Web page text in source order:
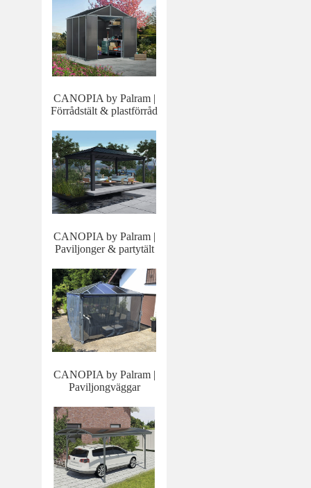
CANOPIA by Palram |
Förrådstält & plastförråd
CANOPIA by Palram |
Paviljonger & partytält
CANOPIA by Palram |
Paviljongväggar